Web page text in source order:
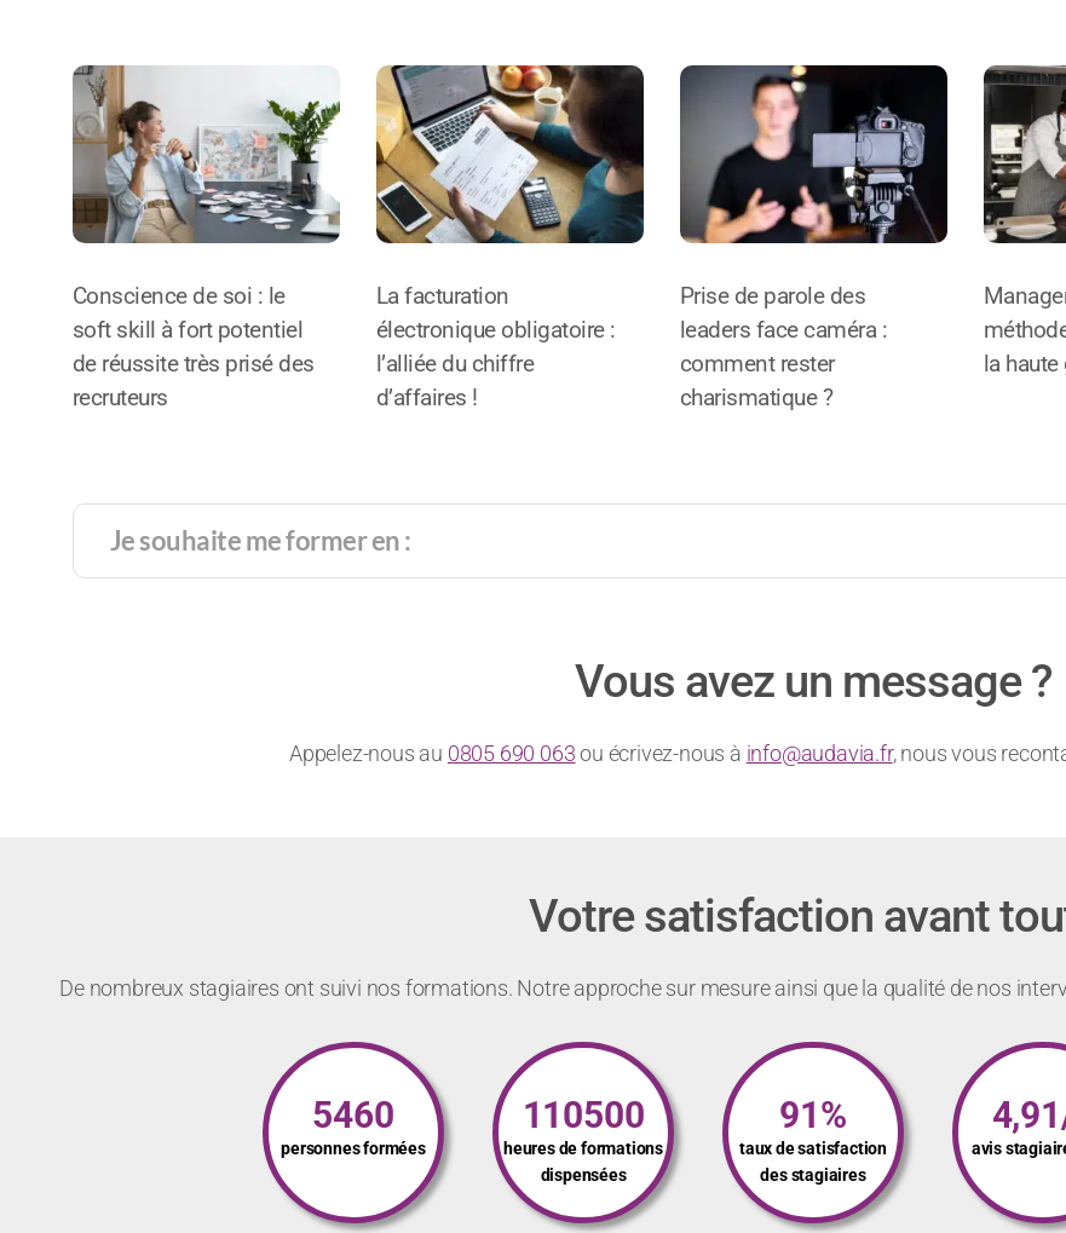
Conscience de soi : le
soft skill à fort potentiel
de réussite très prisé des
recruteurs
La facturation
électronique obligatoire :
l’alliée du chiffre
d’affaires !
Prise de parole des
leaders face caméra :
comment rester
charismatique ?
la
Vous avez un message ?
Appelez-nous au 0805 690 063ou écrivez-nous à info@audavia.fr, nous vous
Votre satisfaction avant
De nombreux stagiaires ont suivi nos formations. Notre approche sur mesure ainsi que la qualité de nos
5460
personnes formées
110500
heures de formations
dispensées
91%
taux de satisfaction
des stagiaires
avis